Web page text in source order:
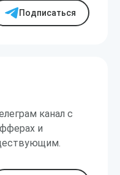
Подписаться
канал с
и